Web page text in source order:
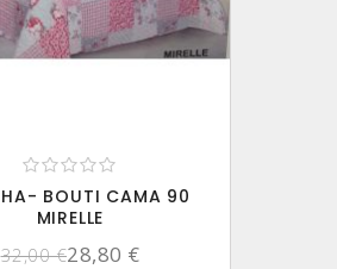
BOUTI CAMA 90
MIRELLE
32,00 €28,80 €